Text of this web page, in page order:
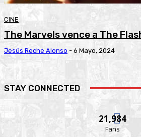
CINE
The Marvels vence a The
Jesús Reche Alonso - 6 Mayo, 2024
STAY CONNECTED
21,984
Fans